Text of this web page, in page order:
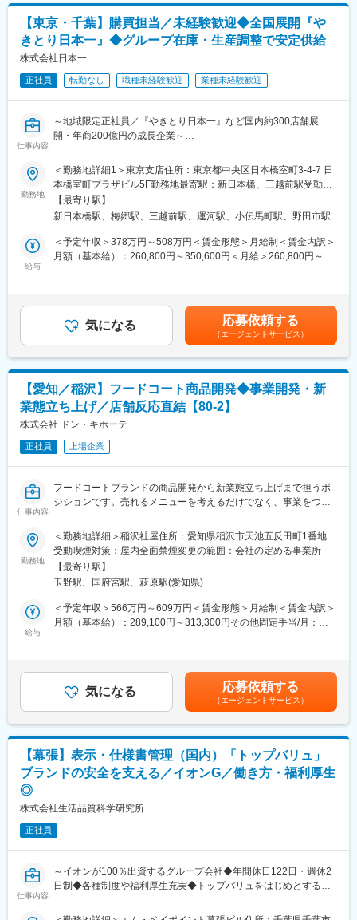
造拠点
・全国200店舗以上へ商品を供給する中核ファクトリー
・生産・品質・人員をリードする重要ポジション
・若手でも現場マネジメントに挑戦可能
■オールハーツ・カンパニーとは：
ランドを複数運営する企業です。全国約200店舗の運営による市
場浸透力と、自社工場での製造から販売まで一体で行う体制が強
変更の範囲：会社の定める業務
験を積みながら、専門性を高められます。
■このポジションの魅力
（1）商品開発の全工程に携われる
単なるレシピ開発ではなく、マーケット分析、商品企画、販促施
策、売上分析までを一貫して担当します。商品を開発するだけで
なく、売れる商品へ育てる経験を積むことができます。
（2）圧倒的なスケール感
グループ全体で約700店舗、1日約70万人のお客さまに商品を届け
ています。自ら企画した商品が多くの売場に並び、多くのお客さ
（3）一品を丁寧に育てる
短期間で多くの商品を開発するのではなく、品質や収益性、販売
実績を追求しながら商品を育てるスタイルです。年間300～350商
品のラインアップを管理しながら、毎月「1日15個以上売れる定
ます。
（4）キャリアアップ環境
■組織構成
商品開発部門：約20名
平均年齢：42歳
■当社について
1945年10月、埼玉県浦和市（現さいたま市）の鮮魚店「魚悦商
店」として創業しました。2025年に創業80周年を迎えた歴史ある
企業です。
現在は「マルエツ」「マルエツ プチ」「リンコス」のブランド
して成長を続けています。
【東京・千葉】購買担当／未経験歓迎◆全国展開『や
きとり日本一』◆グループ在庫・生産調整で安定供給
株式会社日本一
正社員 転勤なし 職種未経験歓迎 業種未経験歓迎
仕事内容
～地域限定正社員／『やきとり日本一』など国内約300店舗展
開・年商200億円の成長企業～
■業務内容：
グループ全体の在庫管理および生産・調達業務を担当していただ
きます。社内外の関係者と連携しながら、安定した製品供給を支
える重要なポジションです。
■具体的な業務内容：
・グループ内の在庫管理および適正在庫の維持
・グループ内および海外商品の管理・調整業務
・その他、購買・生産管理に関する関連業務
える重要なポジションです。在庫状況や販売動向を見極めなが
ら、生産・調達・在庫を最適化することで、多くの店舗やお客様
へ商品を届けることにつながります。
◎社内の各部門や取引先、海外拠点など多くの関係者と連携する
ため、調整力や交渉力を存分に発揮できる環境です。自分の判断
や提案がコスト削減や安定供給につながったときには、大きな達
成感を味わえます。
◎購買・生産管理・在庫管理など幅広い知識と経験を身につける
ことができ、会社全体を支える視点を養いながらキャリアアップ
を目指せる仕事です。
■組織構成：
商品部商品課：2名
平均30代、2名とも男性
◇食卓に「美味しい笑顔」を生み出す
2018年には、食品産業における卓越した取り組みと成果が認めら
ても多方面で認められる存在となっています。
◇持続可能な未来を目指す環境保護活動
再生可能エネルギーの活用を推進しており、2024年には自社物流
センターの屋上に太陽光発電設備を設置し、電気使用量の約30％
に太陽光発電で得られた電力を活用しております。
様々な活動を通じて地球環境の保全に対して企業として貢献して
います。
勤務地
＜勤務地詳細1＞東京支店住所：東京都中央区日本橋室町3-4-7 日
本橋室町プラザビル5F勤務地最寄駅：新日本橋、三越前駅受動喫
煙対策：屋内全面禁煙＜勤務地詳細2＞日本一ロジスティクス住
所：千葉県野田市上三ヶ尾252-6 受動喫煙対策：屋内全面禁煙変
【最寄り駅】
新日本橋駅、梅郷駅、三越前駅、運河駅、小伝馬町駅、野田市駅
給与
＜予定年収＞378万円～508万円＜賃金形態＞月給制＜賃金内訳＞
月額（基本給）：260,800円～350,600円＜月給＞260,800円～
り対象（規定あり）賃金はあくまでも目安の金額であり、選考を
通じて上下する可能性があります。月給(月額)は固定手当を含めた
表記です。
気になる 応募依頼する
（エージェントサービス）
【愛知／稲沢】フードコート商品開発◆事業開発・新
業態立ち上げ／店舗反応直結【80-2】
株式会社 ドン・キホーテ
正社員 上場企業
仕事内容
フードコートブランドの商品開発から新業態立ち上げまで担うポ
ジションです。売れるメニューを考えるだけでなく、事業をつく
※当社採用・雇用後、衣・食・住・余暇にわたる総合小売業を手掛
けるユニー株式会社へ在籍出向となります。
■業務内容：
◎フードコート店舗のメニュー企画・開発
◎売上データを基にした商品改良
◎新ブランド立ち上げ時の商品設計
■キャリアステップ：
・3ヶ月後～：店舗訪問や試作を通じて現場理解を深め、既存商品
・1年後～：主力商品の開発を担うほか、ご本人の希望や適性に応
じて新業態・新ブランド開発にも携わっていただきます。
・自分が考えた商品がすぐ店舗で販売される
■当社の特徴：
・小売（GMS）におけるフードコート事業のため、来店客層や購
勤務地
＜勤務地詳細＞稲沢社屋住所：愛知県稲沢市天池五反田町1番地
受動喫煙対策：屋内全面禁煙変更の範囲：会社の定める事業所
【最寄り駅】
玉野駅、国府宮駅、萩原駅(愛知県)
給与
＜予定年収＞566万円～609万円＜賃金形態＞月給制＜賃金内訳＞
月額（基本給）：289,100円～313,300円その他固定手当/月：
業手当＞有＜給与補足＞※ご経験に応じて決定■給与改定：年2回
（1月・7月）■賞与：年2回（7月・12月）※入社時給与は総合職テ
ーブルでの算出となる為、入社1年後に選択頂くテーブルにより最
大2.5万円減額となる可能性有。入社1年後原則5月にご自身の状況
に合わせて、エリア・ホームへの変更申請が可能（会社承認後の
適用）賃金はあくまでも目安の金額であり、選考を通じて上下す
る可能性があります。月給(月額)は固定手当を含めた表記です。
気になる 応募依頼する
（エージェントサービス）
【幕張】表示・仕様書管理（国内）「トップバリュ」
ブランドの安全を支える／イオンG／働き方・福利厚生
◎
株式会社生活品質科学研究所
正社員
仕事内容
～イオンが100％出資するグループ会社◆年間休日122日・週休2
日制◆各種制度や福利厚生充実◆トップバリュをはじめとするイ
■業務内容